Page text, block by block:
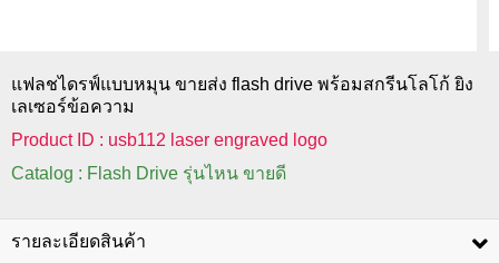
แฟลชไดรฟ์แบบหมุน ขายส่ง flash drive พร้อมสกรีนโลโก้ ยิง
เลเซอร์ข้อความ
Product ID : usb112 laser engraved logo
Catalog : Flash Drive รุ่นไหน ขายดี
รายละเอียดสินค้า